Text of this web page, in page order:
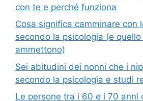
con te e perché funziona
Cosa significa camminare con
secondo la psicologia (e
ammettono)
Sei abitudini dei nonni che i
secondo la psicologia e studi
Le persone tra i 60 e i 70 anni